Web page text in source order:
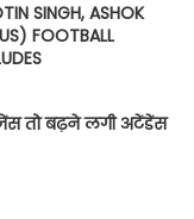
SINGH, ASHOK
FOOTBALL
तो बढ़ने लगी अटेंडेंस